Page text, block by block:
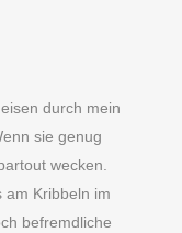
durch mein
sie genug
wecken.
am Kribbeln im
befremdliche